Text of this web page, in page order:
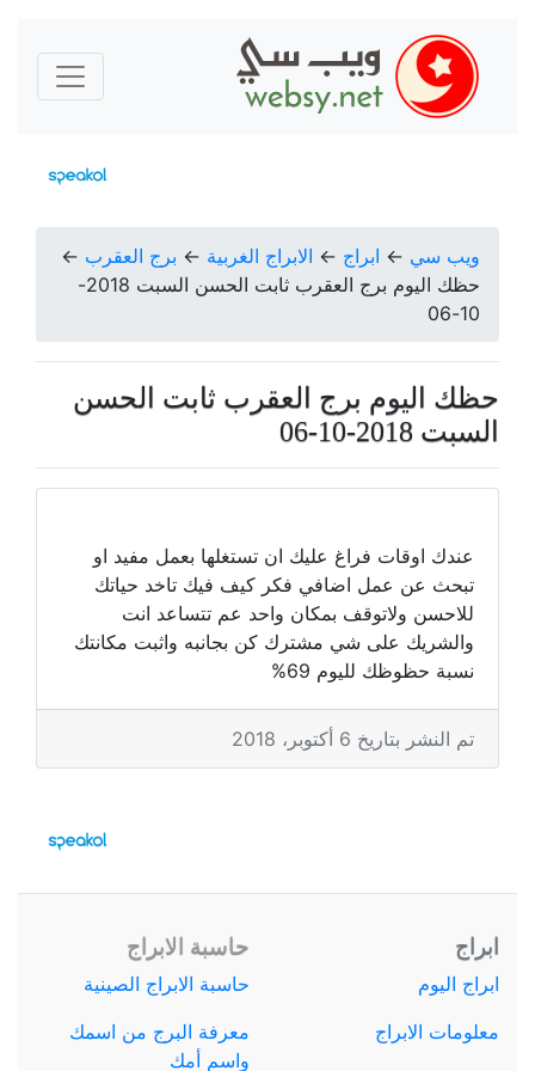
ويب سي ← ابراج ← الابراج الغربية ← برج العقرب ←
حظك اليوم برج العقرب ثابت الحسن السبت 2018-
10-06
حظك اليوم برج العقرب ثابت الحسن
السبت 2018-10-06
عندك اوقات فراغ عليك ان تستغلها بعمل مفيد او
تبحث عن عمل اضافي فكر كيف فيك تاخد حياتك
للاحسن ولاتوقف بمكان واحد عم تتساعد انت
والشريك على شي مشترك كن بجانبه واثبت مكانتك
نسبة حظوظك لليوم 69%
تم النشر بتاريخ 6 أكتوبر، 2018
ابراج
ابراج اليوم
معلومات الابراج
حاسبة الابراج
حاسبة الابراج الصينية
معرفة البرج من اسمك
واسم أمك